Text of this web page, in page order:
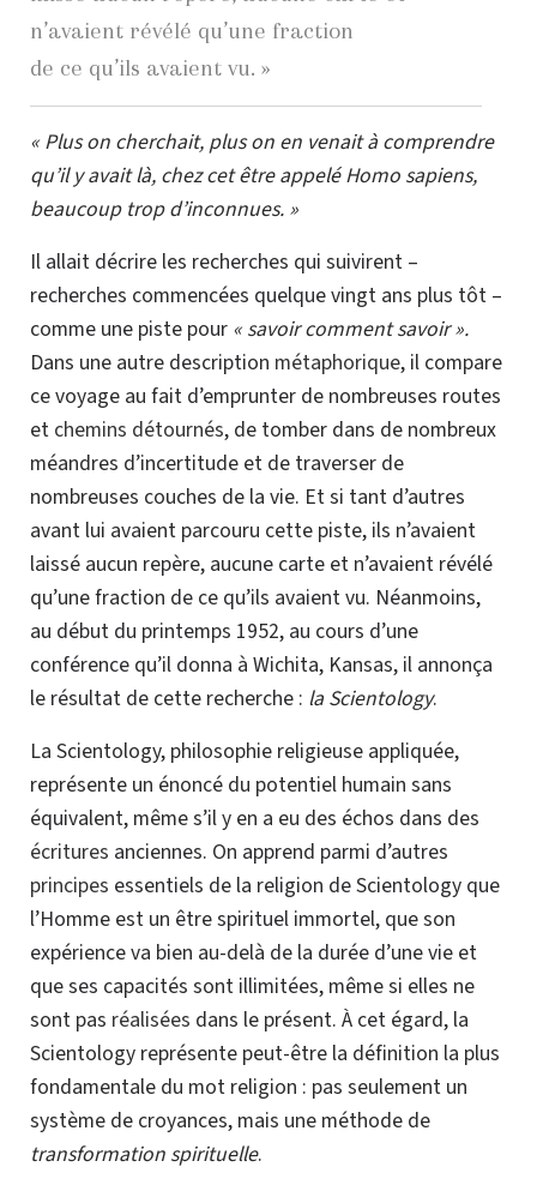
n’avaient révélé qu’une fraction
de ce qu’ils avaient vu. »
« Plus on cherchait, plus on en venait à comprendre
qu’il y avait là, chez cet être appelé Homo sapiens,
beaucoup trop d’inconnues. »
Il allait décrire les recherches qui suivirent –
recherches commencées quelque vingt ans plus tôt –
comme une piste pour « savoir comment savoir ».
Dans une autre description métaphorique, il compare
ce voyage au fait d’emprunter de nombreuses routes
et chemins détournés, de tomber dans de nombreux
méandres d’incertitude et de traverser de
nombreuses couches de la vie. Et si tant d’autres
avant lui avaient parcouru cette piste, ils n’avaient
laissé aucun repère, aucune carte et n’avaient révélé
qu’une fraction de ce qu’ils avaient vu. Néanmoins,
au début du printemps 1952, au cours d’une
conférence qu’il donna à Wichita, Kansas, il annonça
le résultat de cette recherche : la Scientology.
La Scientology, philosophie religieuse appliquée,
représente un énoncé du potentiel humain sans
équivalent, même s’il y en a eu des échos dans des
écritures anciennes. On apprend parmi d’autres
principes essentiels de la religion de Scientology que
l’Homme est un être spirituel immortel, que son
expérience va bien au-delà de la durée d’une vie et
que ses capacités sont illimitées, même si elles ne
sont pas réalisées dans le présent. À cet égard, la
Scientology représente peut-être la définition la plus
fondamentale du mot religion : pas seulement un
système de croyances, mais une méthode de
transformation spirituelle.